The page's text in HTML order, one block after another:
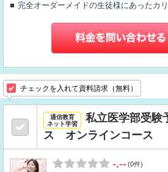
完全オーダーメイドの生徒様にあったカ
チェックを入れて資料請求（無料）
通信教育
ネット学習
私立医学部受験
ス オンラインコース
-.--(0件)